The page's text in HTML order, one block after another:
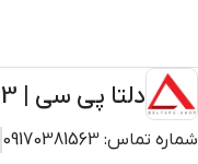
دلتا پی سی | 09170381563
شماره تماس: 09170381563